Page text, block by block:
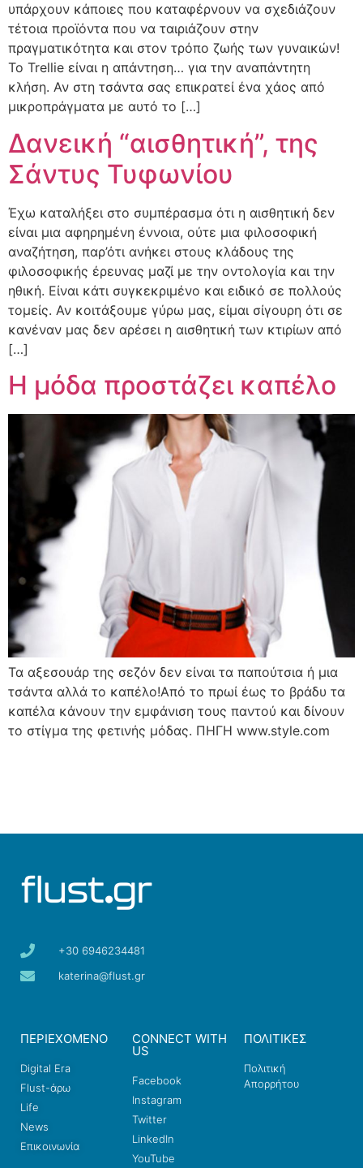
υπάρχουν κάποιες που καταφέρνουν να σχεδιάζουν
τέτοια προϊόντα που να ταιριάζουν στην
πραγματικότητα και στον τρόπο ζωής των γυναικών!
Το Trellie είναι η απάντηση… για την αναπάντητη
κλήση. Αν στη τσάντα σας επικρατεί ένα χάος από
μικροπράγματα με αυτό το […]
Δανεική “αισθητική”, της
Σάντυς Τυφωνίου
Έχω καταλήξει στο συμπέρασμα ότι η αισθητική δεν
είναι μια αφηρημένη έννοια, ούτε μια φιλοσοφική
αναζήτηση, παρ’ότι ανήκει στους κλάδους της
φιλοσοφικής έρευνας μαζί με την οντολογία και την
ηθική. Είναι κάτι συγκεκριμένο και ειδικό σε πολλούς
τομείς. Αν κοιτάξουμε γύρω μας, είμαι σίγουρη ότι σε
κανέναν μας δεν αρέσει η αισθητική των κτιρίων από
[…]
Η μόδα προστάζει καπέλο
Τα αξεσουάρ της σεζόν δεν είναι τα παπούτσια ή μια
τσάντα αλλά το καπέλο!Από το πρωί έως το βράδυ τα
καπέλα κάνουν την εμφάνιση τους παντού και δίνουν
το στίγμα της φετινής μόδας. ΠΗΓΗ www.style.com
+30 6946234481
katerina@flust.gr
ΠΕΡΙΕΧΟΜΕΝΟ
Digital Era
Flust-άρω
Life
News
Επικοινωνία
CONNECT WITH
US
Facebook
Instagram
Twitter
LinkedIn
YouTube
ΠΟΛΙΤΙΚΕΣ
Πολιτική
Απορρήτου